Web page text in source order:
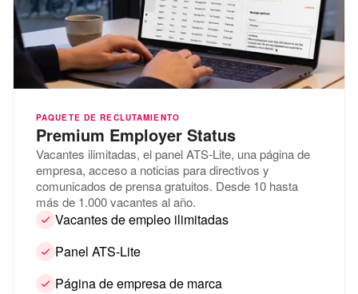
PAQUETE DE RECLUTAMIENTO
Premium Employer Status
Vacantes ilimitadas, el panel ATS-Lite, una página de
empresa, acceso a noticias para directivos y
comunicados de prensa gratuitos. Desde 10 hasta
más de 1.000 vacantes al año.
Vacantes de empleo ilimitadas
Panel ATS-Lite
Página de empresa de marca